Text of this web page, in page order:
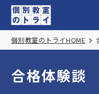
個別教室のトライHOME
合格体験談